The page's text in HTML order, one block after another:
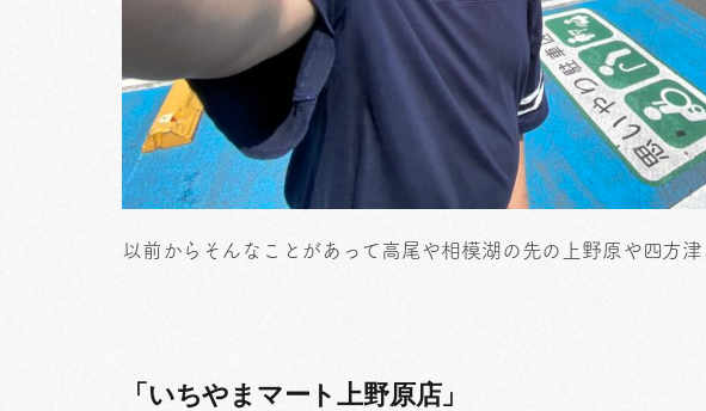
以前からそんなことがあって高尾や相模湖の先の上野原や四方津
「いちやまマート上野原店」